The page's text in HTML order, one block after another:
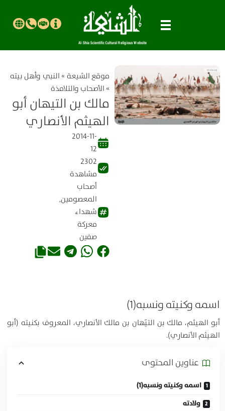
موقع الشیعة » النبي وأهل بيته
» الأصحاب والتلامذة
مالك بن التيهان أبو
الهيثم الأنصاري
2014-11-
12
2302
مشاهدة
أصحاب
المعصومين,
شهداء
معركة
صفين
اسمه وكنيته ونسبه(1)
أبو الهيثم، مالك بن التيّهان بن مالك الأنصاري، المعروف بكنيته (أبو
الهيثم الأنصاري).
عناوين المحتوی
اسمه وكنيته ونسبه(1)
ولادته